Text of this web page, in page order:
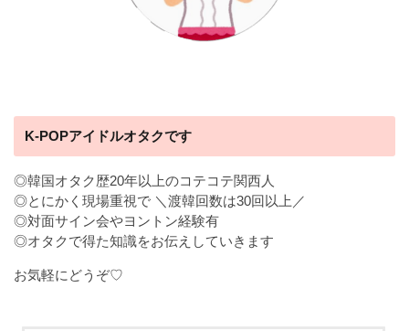
K-POPアイドルオタクです
◎韓国オタク歴20年以上のコテコテ関西人
◎とにかく現場重視で ＼渡韓回数は30回以上／
◎対面サイン会やヨントン経験有
◎オタクで得た知識をお伝えしていきます
お気軽にどうぞ♡